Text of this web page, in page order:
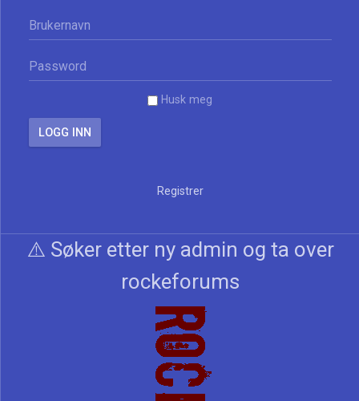
Husk meg
Registrer
⚠️ Søker etter ny admin og ta over
rockeforums